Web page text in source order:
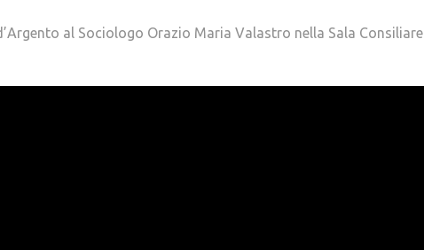
al Sociologo Orazio Maria Valastro nella Sala Consiliare